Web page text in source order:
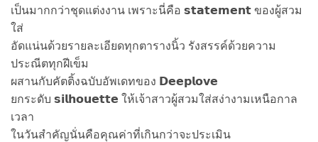
เป็นมากกว่าชุดแต่งงาน เพราะนี่คือ 𝘀𝘁𝗮𝘁𝗲𝗺𝗲𝗻𝘁 ของผู้สวม
ใส่
อัดแน่นด้วยรายละเอียดทุกตารางนิ้ว รังสรรค์ด้วยความ
ประณีตทุกฝีเข็ม
ผสานกับคัตติ้งฉบับอัพเดทของ 𝗗𝗲𝗲𝗽𝗹𝗼𝘃𝗲
ยกระดับ 𝘀𝗶𝗹𝗵𝗼𝘂𝗲𝘁𝘁𝗲 ให้เจ้าสาวผู้สวมใส่สง่างามเหนือกาล
เวลา
ในวันสำคัญนั่นคือคุณค่าที่เกินกว่าจะประเมิน